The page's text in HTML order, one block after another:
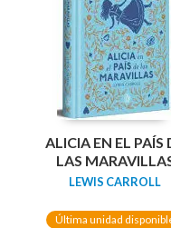
ALICIA EN EL PAÍS
LAS
(EDICIÓN
PINTADOS)
LEWIS CARROLL
Última unidad